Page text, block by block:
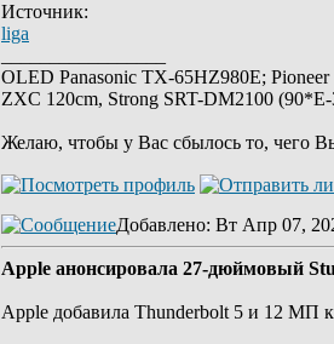
Источник:
liga
OLED Panasonic TX-65HZ980E;
ZXC 120cm, Strong SRT-DM2100
Желаю, чтобы у Вас сбылось то, чего
Добавлено: Вт Апр 07,
Apple анонсировала 27-дюймовый
Apple добавила Thunderbolt 5 и 12 МП